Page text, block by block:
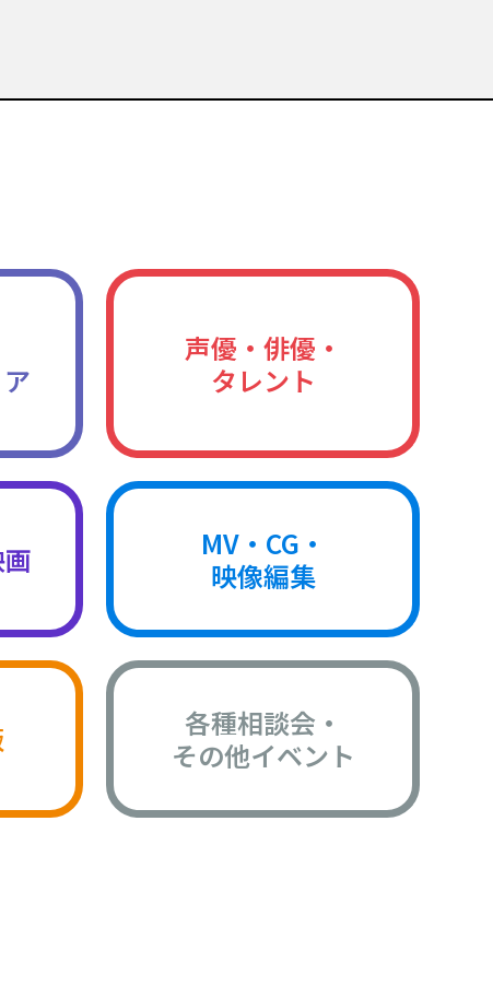
声優・俳優・
タレント
MV・CG・
映像編集
各種相談会・
その他イベント